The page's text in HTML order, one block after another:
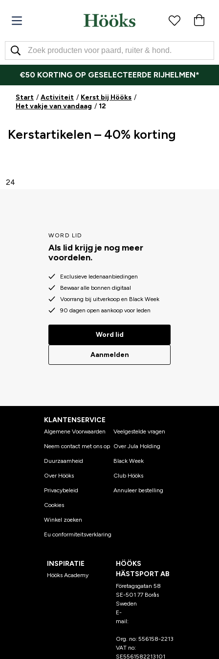
€50 KORTING OP GESELECTEERDE RIJHELMEN*
Start Activiteit
Kerst bij Hööks
Het vakje van vandaag
12
Kerstartikelen – 40% korting
24
WORD LID
Als lid krijg je nog meer
voordelen.
Exclusieve ledenaanbiedingen
Bewaar alle bonnen digitaal
Voorrang bij uitverkoop en Black Week
90 dagen open aankoop voor leden
Word lid
Aanmelden
KLANTENSERVICE
Algemene Voorwaarden
Neem contact met ons op
Duurzaamheid
Over Hööks
Privacybeleid
Cookies
Winkel zoeken
Eu conformiteitsverklaring
Veelgestelde vragen
Over Jula Holding
Black Week
Club Hööks
Annuleer bestelling
INSPIRATIE
Hööks Academy
HÖÖKS
HÄSTSPORT AB
Företagsgatan 58
SE-501 77 Borås
Sweden
E-
mail:
Org. no: 556158-2213
VAT no:
SE5561582213101